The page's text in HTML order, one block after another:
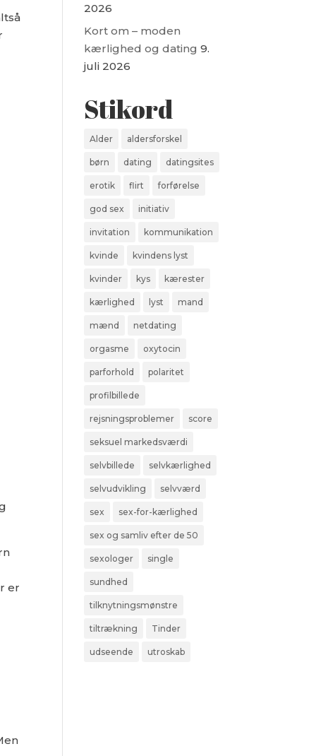
er
2026
Kort om – moden
kærlighed og dating 9.
juli 2026
Stikord
Alder aldersforskel
børn dating datingsites
erotik flirt forførelse
god sex initiativ
invitation kommunikation
kvinde kvindens lyst
kvinder kys kærester
kærlighed lyst mand
mænd netdating
orgasme oxytocin
parforhold polaritet
profilbillede
rejsningsproblemer score
seksuel markedsværdi
selvbillede selvkærlighed
selvudvikling selvværd
sex sex-for-kærlighed
sex og samliv efter de 50
sexologer single
sundhed
tilknytningsmønstre
tiltrækning Tinder
udseende utroskab